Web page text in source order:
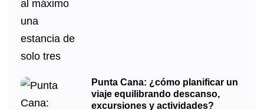
Punta Cana: ¿cómo planificar un
viaje equilibrando descanso,
excursiones y actividades?